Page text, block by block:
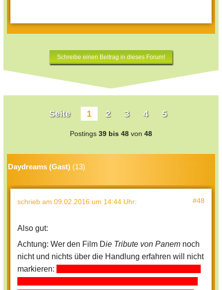
Schreibe einen Beitrag in dieses Forum!
Seite 1 2 3 4 5
Postings 39 bis 48 von 48
Daydreams (Gast) (13)
schrieb am 09.02.2016 um 14:44 Uhr: #48
Also gut:
Achtung: Wer den Film Die Tribute von Panem noch
nicht und nichts über die Handlung erfahren will nicht
markieren: